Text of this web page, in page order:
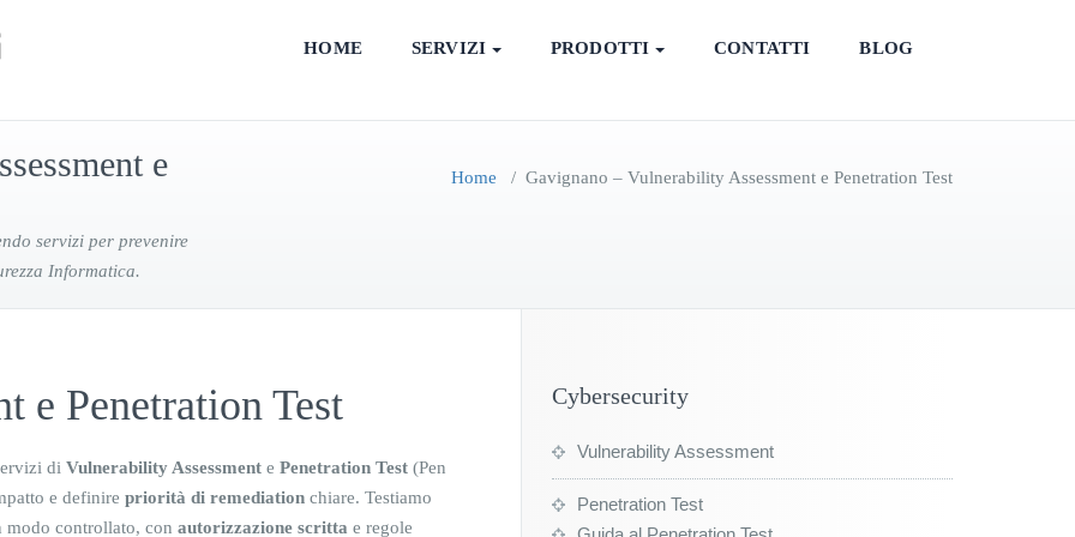
HOME SERVIZI PRODOTTI CONTATTI BLOG
e
servizi per prevenire
Informatica.
Home / Gavignano – Vulnerability Assessment e Penetration Test
e Penetration Test
di Vulnerability Assessment e Penetration Test (Pen
e definire priorità di remediation chiare. Testiamo
controllato, con autorizzazione scritta e regole
Cybersecurity
Vulnerability Assessment
Penetration Test